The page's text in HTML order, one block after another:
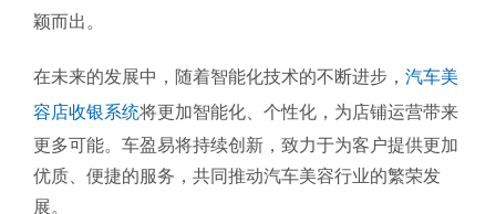
颖而出。
在未来的发展中，随着智能化技术的不断进步， 汽车美
容店收银系统将更加智能化、个性化，为店铺运营带来
更多可能。车盈易将持续创新，致力于为客户提供更加
优质、便捷的服务，共同推动汽车美容行业的繁荣发
展。